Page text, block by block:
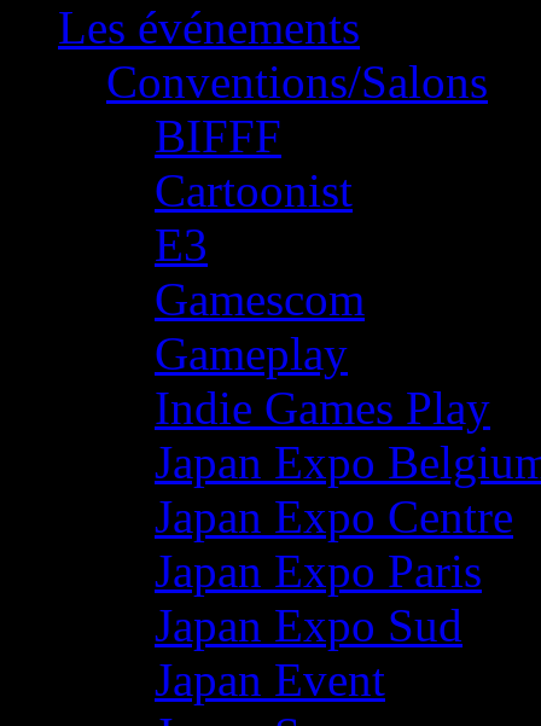
Les événements
Conventions/Salons
BIFFF
Cartoonist
E3
Gamescom
Gameplay
Indie Games Play
Japan Expo
Japan Expo Centre
Japan Expo Paris
Japan Expo Sud
Japan Event